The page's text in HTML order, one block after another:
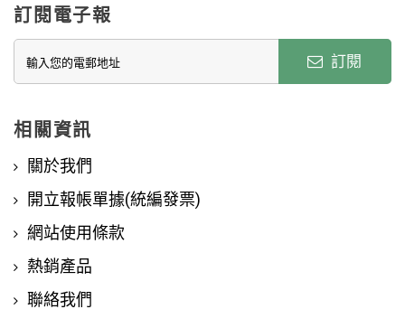
訂閱電子報
訂閱
相關資訊
關於我們
開立報帳單據(統編發票)
網站使用條款
熱銷產品
聯絡我們